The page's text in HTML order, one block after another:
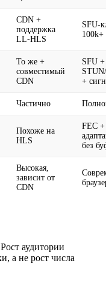
CDN +
поддержка
LL-HLS
SFU-
100k+
То же +
совместимый
CDN
SFU +
+
Частично
Похоже на
HLS
FEC +
без
Высокая,
зависит от
CDN
аудитории
а не рост числа